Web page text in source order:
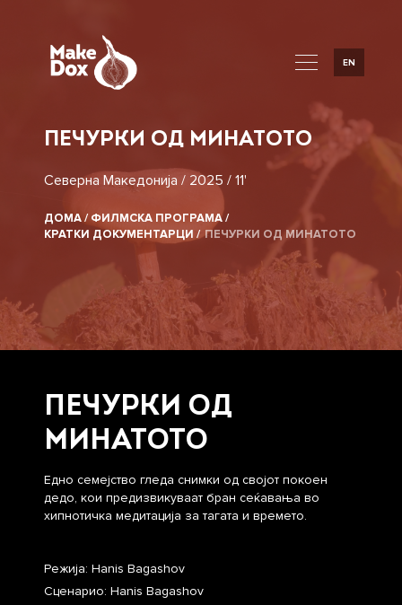
EN
ПЕЧУРКИ ОД МИНАТОТО
Северна Македонија / 2025 / 11'
ДОМА / ФИЛМСКА ПРОГРАМА /
КРАТКИ ДОКУМЕНТАРЦИ / ПЕЧУРКИ ОД МИНАТОТО
ПЕЧУРКИ ОД
МИНАТОТО
Едно семејство гледа снимки од својот покоен
дедо, кои предизвикуваат бран сеќавања во
хипнотичка медитација за тагата и времето.
Режија: Hanis Bagashov
Сценарио: Hanis Bagashov